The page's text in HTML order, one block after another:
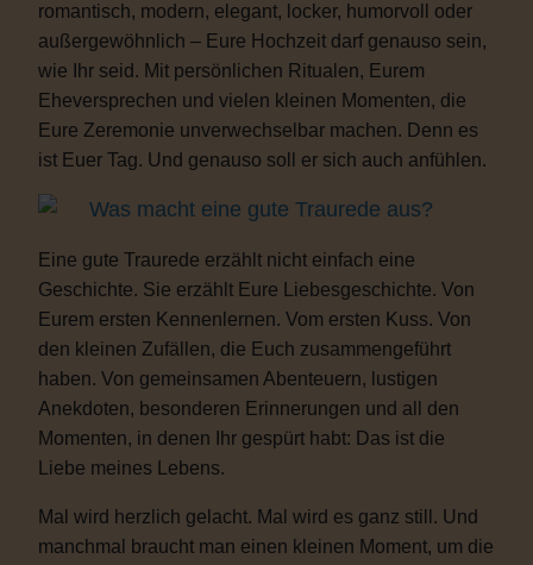
romantisch, modern, elegant, locker, humorvoll oder
außergewöhnlich – Eure Hochzeit darf genauso sein,
wie Ihr seid. Mit persönlichen Ritualen, Eurem
Eheversprechen und vielen kleinen Momenten, die
Eure Zeremonie unverwechselbar machen. Denn es
ist Euer Tag. Und genauso soll er sich auch anfühlen.
Was macht eine gute Traurede aus?
Eine gute Traurede erzählt nicht einfach eine
Geschichte. Sie erzählt Eure Liebesgeschichte. Von
Eurem ersten Kennenlernen. Vom ersten Kuss. Von
den kleinen Zufällen, die Euch zusammengeführt
haben. Von gemeinsamen Abenteuern, lustigen
Anekdoten, besonderen Erinnerungen und all den
Momenten, in denen Ihr gespürt habt: Das ist die
Liebe meines Lebens.
Mal wird herzlich gelacht. Mal wird es ganz still. Und
manchmal braucht man einen kleinen Moment, um die